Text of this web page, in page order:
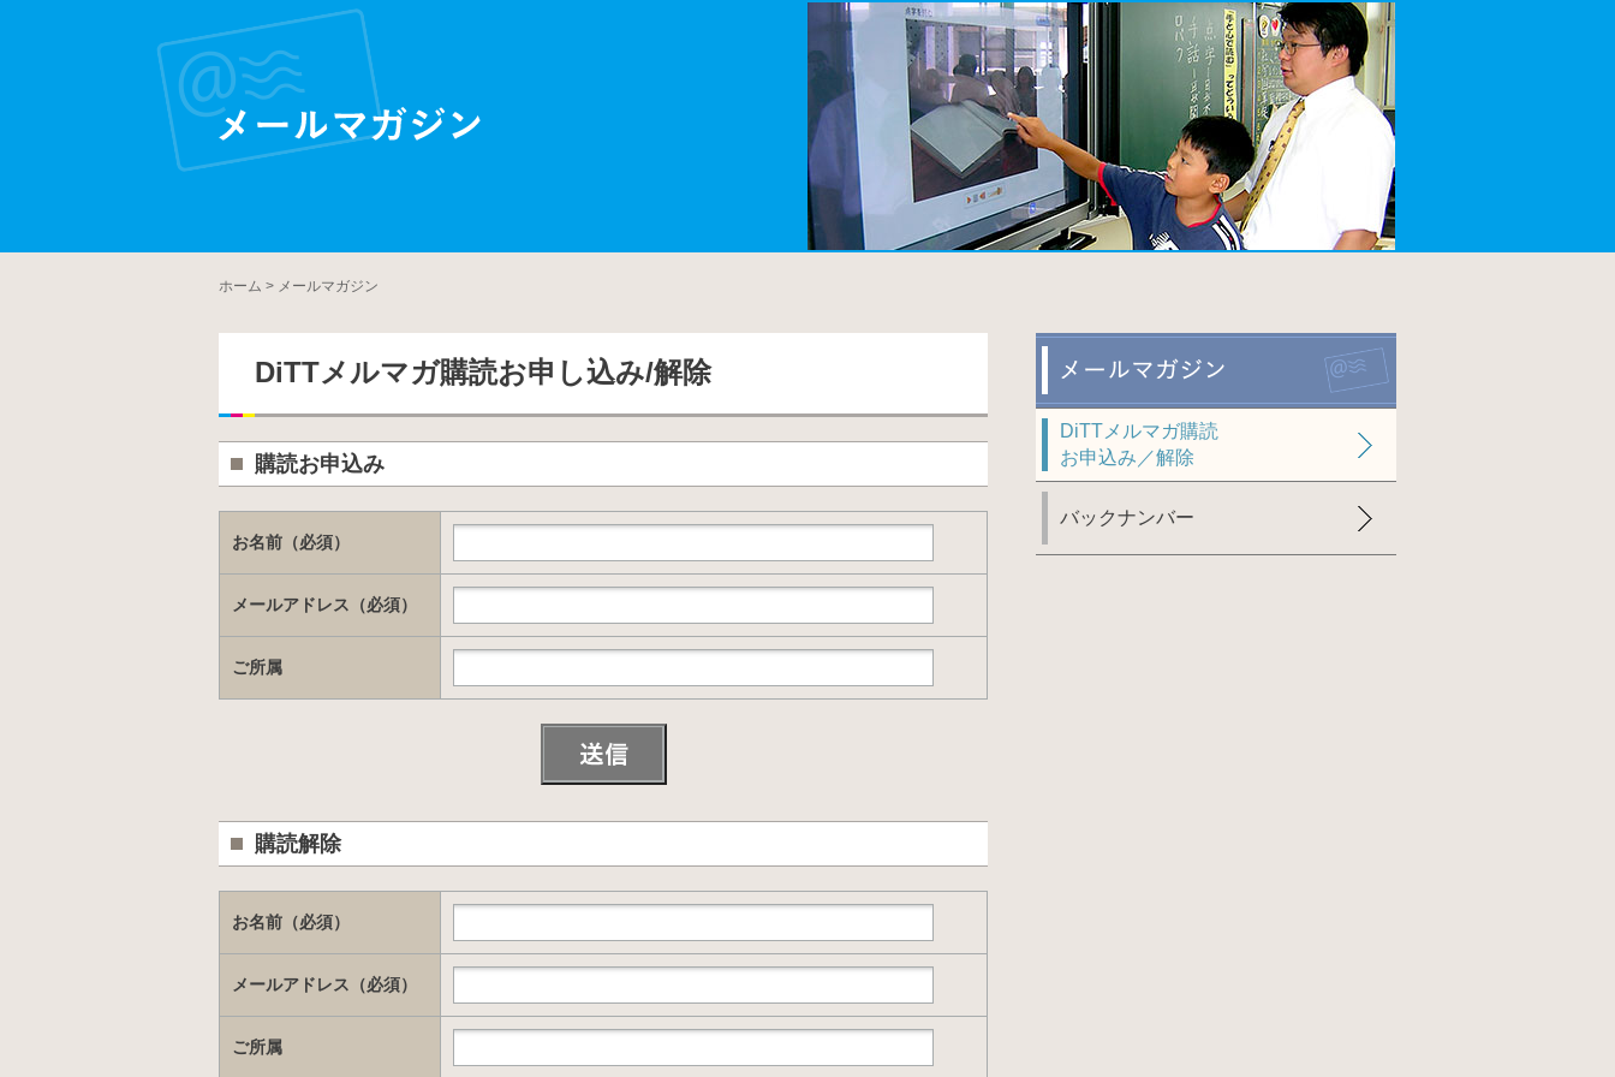
ホーム > メールマガジン
DiTTメルマガ購読お申し込み/解除
購読お申込み
お名前（必須）
メールアドレス（必須）
ご所属
購読解除
お名前（必須）
メールアドレス（必須）
ご所属
DiTTメルマガ購読
お申込み／解除
バックナンバー